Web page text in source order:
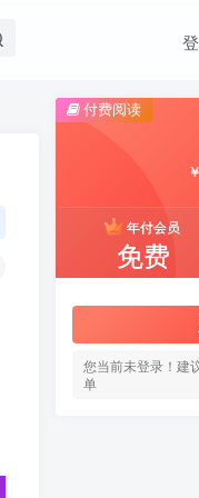
付费阅读
￥
年付会员
免费
您当前未登录！建
单